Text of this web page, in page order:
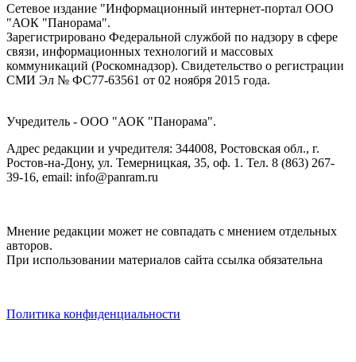
Сетевое издание "Информационный интернет-портал ООО
"АОК "Панорама".
Зарегистрировано Федеральной службой по надзору в сфере
связи, информационных технологий и массовых
коммуникаций (Роскомнадзор). Cвидетельство о регистрации
СМИ Эл № ФС77-63561 от 02 ноября 2015 года.
Учредитель - ООО "АОК "Панорама".
Адрес редакции и учредителя: 344008, Ростовская обл., г.
Ростов-на-Дону, ул. Темерницкая, 35, оф. 1. Тел. 8 (863) 267-
39-16, email: info@panram.ru
Мнение редакции может не совпадать с мнением отдельных
авторов.
При использовании материалов сайта ссылка обязательна
Политика конфиденциальности